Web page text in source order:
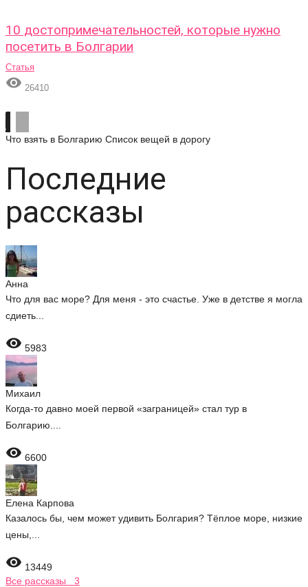
10 достопримечательностей, которые нужно
посетить в Болгарии
Статья
 26410
Что взять в Болгарию Список вещей в дорогу
Последние
рассказы
Анна
Что для вас море? Для меня - это счастье. Уже в детстве я могла
сдиеть...
 5983
Михаил
Когда-то давно моей первой «заграницей» стал тур в
Болгарию....
 6600
Елена Карпова
Казалось бы, чем может удивить Болгария? Тёплое море, низкие
цены,...
 13449
Все рассказы 3